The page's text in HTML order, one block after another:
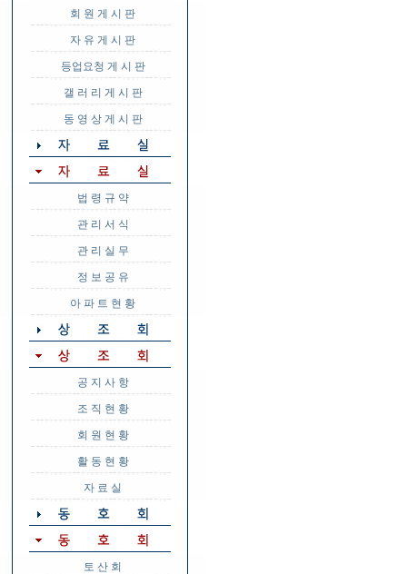
회 원 게 시 판
자 유 게 시 판
등업요청 게 시 판
갤 러 리 게 시 판
동 영 상 게 시 판
법 령 규 약
관 리 서 식
관 리 실 무
정 보 공 유
아 파 트 현 황
공 지 사 항
조 직 현 황
회 원 현 황
활 동 현 황
자 료 실
토 산 회